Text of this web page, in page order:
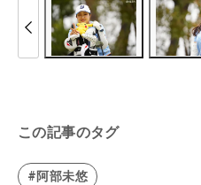
この記事のタグ
#阿部未悠